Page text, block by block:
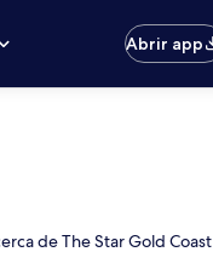
Abrir app
de The Star Gold Coast